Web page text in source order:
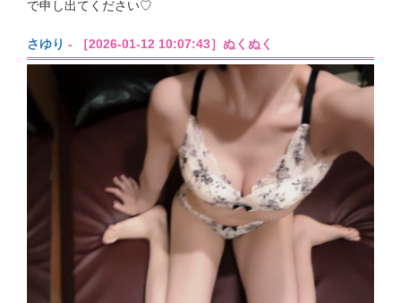
で申し出てください♡
さゆり - ［2026-01-12 10:07:43］ぬくぬく